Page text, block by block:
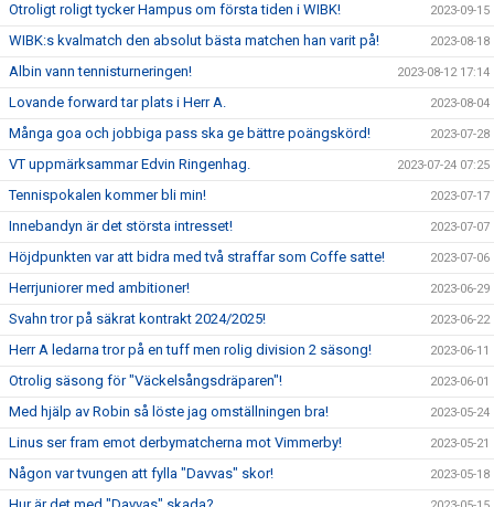
Otroligt roligt tycker Hampus om första tiden i WIBK! 2023-09-15
WIBK:s kvalmatch den absolut bästa matchen han varit på! 2023-08-18
Albin vann tennisturneringen! 2023-08-12 17:14
Lovande forward tar plats i Herr A. 2023-08-04
Många goa och jobbiga pass ska ge bättre poängskörd! 2023-07-28
VT uppmärksammar Edvin Ringenhag. 2023-07-24 07:25
Tennispokalen kommer bli min! 2023-07-17
Innebandyn är det största intresset! 2023-07-07
Höjdpunkten var att bidra med två straffar som Coffe satte! 2023-07-06
Herrjuniorer med ambitioner! 2023-06-29
Svahn tror på säkrat kontrakt 2024/2025! 2023-06-22
Herr A ledarna tror på en tuff men rolig division 2 säsong! 2023-06-11
Otrolig säsong för "Väckelsångsdräparen"! 2023-06-01
Med hjälp av Robin så löste jag omställningen bra! 2023-05-24
Linus ser fram emot derbymatcherna mot Vimmerby! 2023-05-21
Någon var tvungen att fylla "Davvas" skor! 2023-05-18